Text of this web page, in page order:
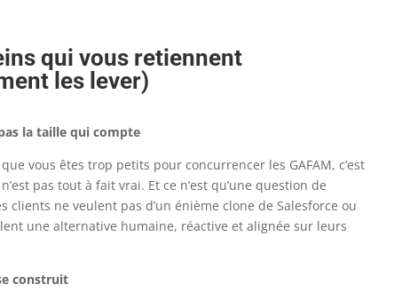
qui vous retiennent
les lever)
la taille qui compte
vous êtes trop petits pour concurrencer les GAFAM, c’est
pas tout à fait vrai. Et ce n’est qu’une question de
clients ne veulent pas d’un énième clone de Salesforce ou
une alternative humaine, réactive et alignée sur leurs
construit